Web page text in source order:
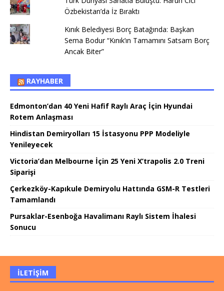
Özbekistan’da İz Bıraktı
Kınık Belediyesi Borç Batağında: Başkan
Sema Bodur “Kınık’ın Tamamını Satsam Borç
Ancak Biter”
RAYHABER
Edmonton’dan 40 Yeni Hafif Raylı Araç İçin Hyundai
Rotem Anlaşması
Hindistan Demiryolları 15 İstasyonu PPP Modeliyle
Yenileyecek
Victoria’dan Melbourne İçin 25 Yeni X’trapolis 2.0 Treni
Siparişi
Çerkezköy-Kapıkule Demiryolu Hattında GSM-R Testleri
Tamamlandı
Pursaklar-Esenboğa Havalimanı Raylı Sistem İhalesi
Sonucu
İLETIŞIM